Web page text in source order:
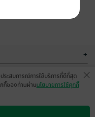
+
+
ระสบการณ์การใช้บริการที่ดีที่สุด
กี้ของท่านผ่านนโยบายการใช้คุกกี้